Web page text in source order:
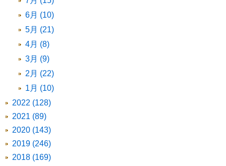
6月 (10)
5月 (21)
4月 (8)
3月 (9)
2月 (22)
1月 (10)
2022 (128)
2021 (89)
2020 (143)
2019 (246)
2018 (169)